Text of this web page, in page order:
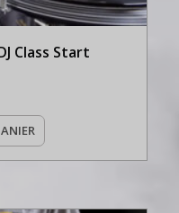
Class Start